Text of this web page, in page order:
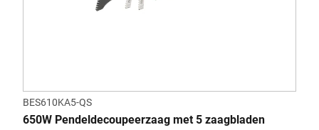
BES610KA5-QS
650W Pendeldecoupeerzaag met 5 zaagbladen